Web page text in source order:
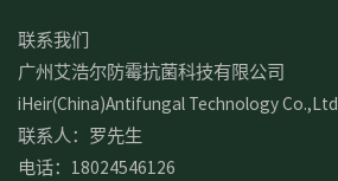
联系我们
广州艾浩尔防霉抗菌科技有限公司
iHeir(China)Antifungal Technology Co.,Ltd
联系人：罗先生
电话：18024546126